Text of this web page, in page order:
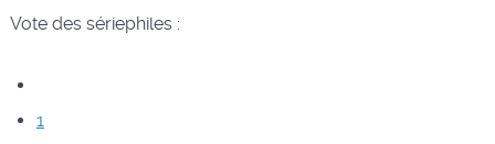
Vote des sériephiles :
1